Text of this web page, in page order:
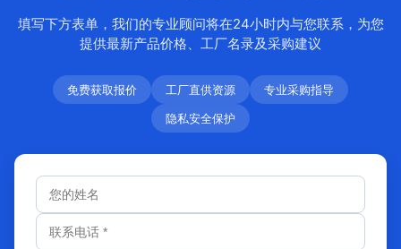
填写下方表单，我们的专业顾问将在24小时内与您联系，为您
提供最新产品价格、工厂名录及采购建议
免费获取报价 工厂直供资源
专业采购指导
隐私安全保护